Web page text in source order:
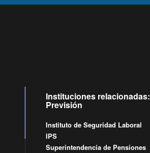
Instituciones relacionadas:
Previsión
Instituto de Seguridad Laboral
IPS
Superintendencia de Pensiones